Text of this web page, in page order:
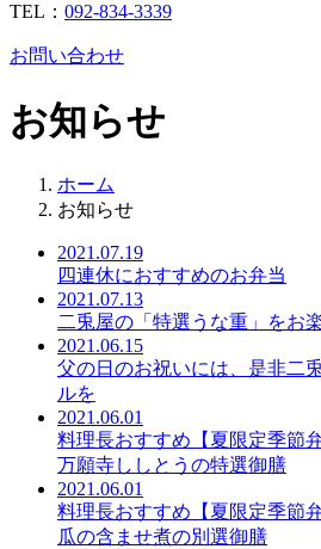
TEL： 092-834-3339
お問い合わせ
お知らせ
ホーム
お知らせ
2021.07.19
四連休におすすめのお弁当
2021.07.13
二兎屋の「特選うな重」をお
2021.06.15
父の日のお祝いには、是非二
ルを
2021.06.01
料理長おすすめ【夏限定季節
万願寺ししとうの特選御膳
2021.06.01
料理長おすすめ【夏限定季節
瓜の含ませ煮の別選御膳